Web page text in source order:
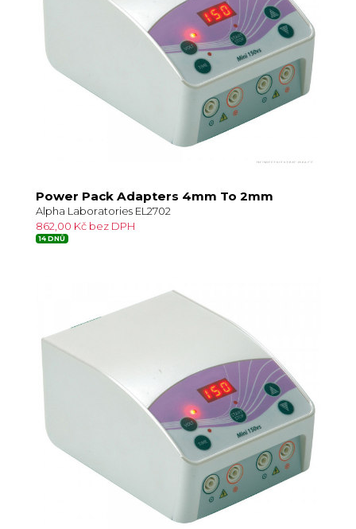
Power Pack Adapters 4mm To 2mm
Alpha Laboratories EL2702
862,00 Kč bez DPH
14 DNŮ